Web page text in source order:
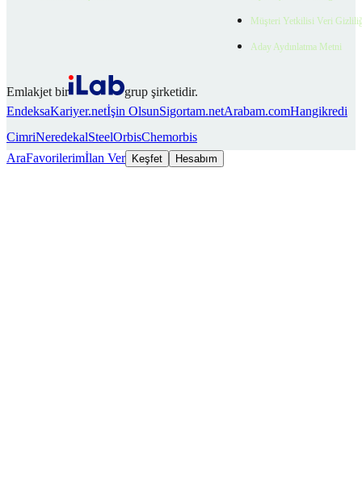
Müşteri Yetkilisi Veri
Aday Aydınlatma Metni
Emlakjet bir
grup şirketidir.
EndeksaKariyer.netİşin OlsunSigortam.netArabam.comHangikredi
CimriNeredekalSteelOrbisChemorbis
AraFavorilerimİlan Ver Keşfet Hesabım